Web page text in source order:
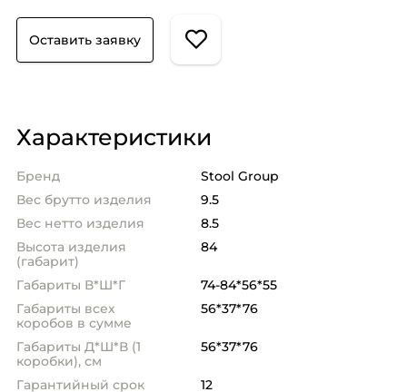
Оставить заявку
Характеристики
Бренд
Stool Group
Вес брутто изделия
9.5
Вес нетто изделия
8.5
Высота изделия
(габарит)
84
Габариты В*Ш*Г
74-84*56*55
Габариты всех
коробов в сумме
56*37*76
Габариты Д*Ш*В (1
коробки), см
56*37*76
Гарантийный срок
12